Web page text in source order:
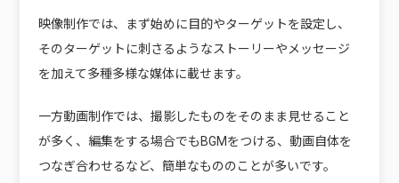
映像制作では、まず始めに目的やターゲットを設定し、
そのターゲットに刺さるようなストーリーやメッセージ
を加えて多種多様な媒体に載せます。
一方動画制作では、撮影したものをそのまま見せること
が多く、編集をする場合でもBGMをつける、動画自体を
つなぎ合わせるなど、簡単なもののことが多いです。